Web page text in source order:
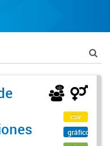
csv
gráfico